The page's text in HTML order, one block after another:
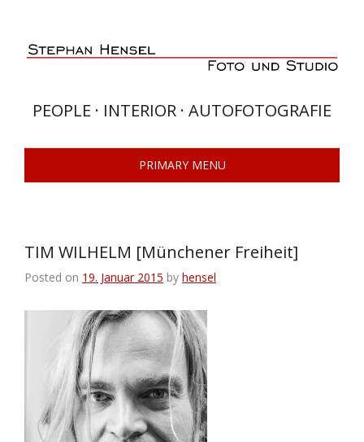
content
PEOPLE · INTERIOR · AUTOFOTOGRAFIE
PRIMARY MENU
TIM WILHELM [Münchener Freiheit]
Posted on 19. Januar 2015 by hensel